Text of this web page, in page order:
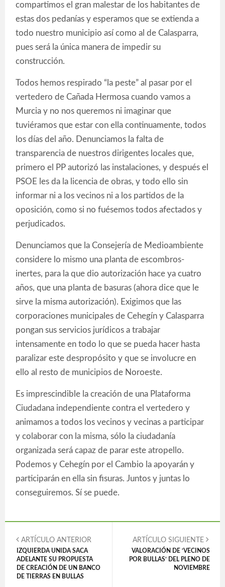
compartimos el gran malestar de los habitantes de
estas dos pedanías y esperamos que se extienda a
todo nuestro municipio así como al de Calasparra,
pues será la única manera de impedir su
construcción.
Todos hemos respirado “la peste” al pasar por el
vertedero de Cañada Hermosa cuando vamos a
Murcia y no nos queremos ni imaginar que
tuviéramos que estar con ella continuamente, todos
los días del año. Denunciamos la falta de
transparencia de nuestros dirigentes locales que,
primero el PP autorizó las instalaciones, y después el
PSOE les da la licencia de obras, y todo ello sin
informar ni a los vecinos ni a los partidos de la
oposición, como si no fuésemos todos afectados y
perjudicados.
Denunciamos que la Consejería de Medioambiente
considere lo mismo una planta de escombros-
inertes, para la que dio autorización hace ya cuatro
años, que una planta de basuras (ahora dice que le
sirve la misma autorización). Exigimos que las
corporaciones municipales de Cehegín y Calasparra
pongan sus servicios jurídicos a trabajar
intensamente en todo lo que se pueda hacer hasta
paralizar este despropósito y que se involucre en
ello al resto de municipios de Noroeste.
Es imprescindible la creación de una Plataforma
Ciudadana independiente contra el vertedero y
animamos a todos los vecinos y vecinas a participar
y colaborar con la misma, sólo la ciudadanía
organizada será capaz de parar este atropello.
Podemos y Cehegín por el Cambio la apoyarán y
participarán en ella sin fisuras. Juntos y juntas lo
conseguiremos. Sí se puede.
ARTÍCULO ANTERIOR
IZQUIERDA UNIDA SACA
ADELANTE SU PROPUESTA
DE CREACIÓN DE UN BANCO
DE TIERRAS EN BULLAS
ARTÍCULO SIGUIENTE
VALORACIÓN DE ‘VECINOS
POR BULLAS’ DEL PLENO DE
NOVIEMBRE